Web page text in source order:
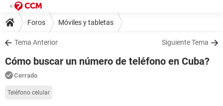
Foros Móviles y tabletas
Tema Anterior Siguiente Tema
Cómo buscar un número de teléfono en Cuba?
Cerrado
Teléfono celular